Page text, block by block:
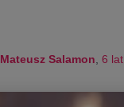
Mateusz Salamon, 6 lat